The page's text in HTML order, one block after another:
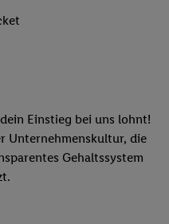
Einstieg bei uns lohnt!
Unternehmenskultur, die
Gehaltssystem